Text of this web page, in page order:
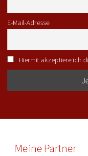
E-Mail-Adresse
Hiermit akzeptiere ich
Meine Partner